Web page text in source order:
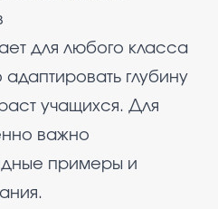
для любого класса
глубину
учащихся. Для
важно
примеры и